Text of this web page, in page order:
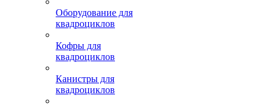
Оборудование для
квадроциклов
Кофры для
квадроциклов
Канистры для
квадроциклов